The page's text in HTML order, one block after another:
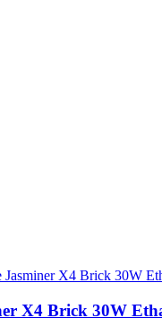
X4 Brick 30W